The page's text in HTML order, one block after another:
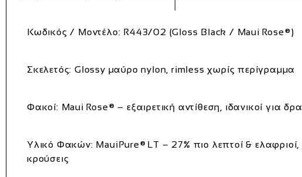
Κωδικός / Μοντέλο: R443/02 (Gloss Black / Maui Rose®)
Σκελετός: Glossy μαύρο nylon, rimless χωρίς περίγραμμα
Φακοί: Maui Rose® – εξαιρετική αντίθεση, ιδανικοί για
Υλικό Φακών: MauiPure® LT – 27% πιο λεπτοί &
κρούσεις